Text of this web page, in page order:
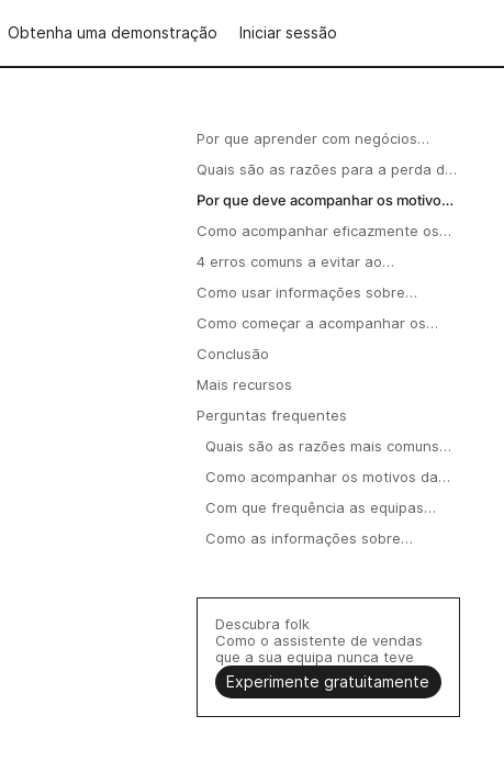
Obtenha uma demonstração Iniciar sessão
Por que aprender com negócios
Quais são as razões para a perda de
negócios?
Por que deve acompanhar os motivos
Como acompanhar eficazmente os
4 erros comuns a evitar ao
Como usar informações sobre
desempenho
Como começar a acompanhar os
Conclusão
Mais recursos
Perguntas frequentes
Quais são as razões mais comuns
Como acompanhar os motivos da
perda de negócios num CRM?
Com que frequência as equipas
encerrados sem sucesso?
Como as informações sobre
Descubra folk
Como o assistente de vendas
que a sua equipa nunca teve
Experimente gratuitamente